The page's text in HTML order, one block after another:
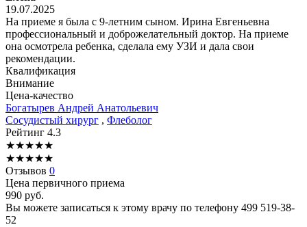
19.07.2025
На приеме я была с 9-летним сыном. Ирина Евгеньевна
профессиональный и доброжелательный доктор. На приеме
она осмотрела ребенка, сделала ему УЗИ и дала свои
рекомендации.
Квалификация
Внимание
Цена-качество
Богатырев Андрей Анатольевич
Сосудистый хирург , Флеболог
Рейтинг 4.3
★★★★★
★★★★★
Отзывов 0
Цена первичного приема
990 руб.
Вы можете записаться к этому врачу по телефону 499 519-38-
52